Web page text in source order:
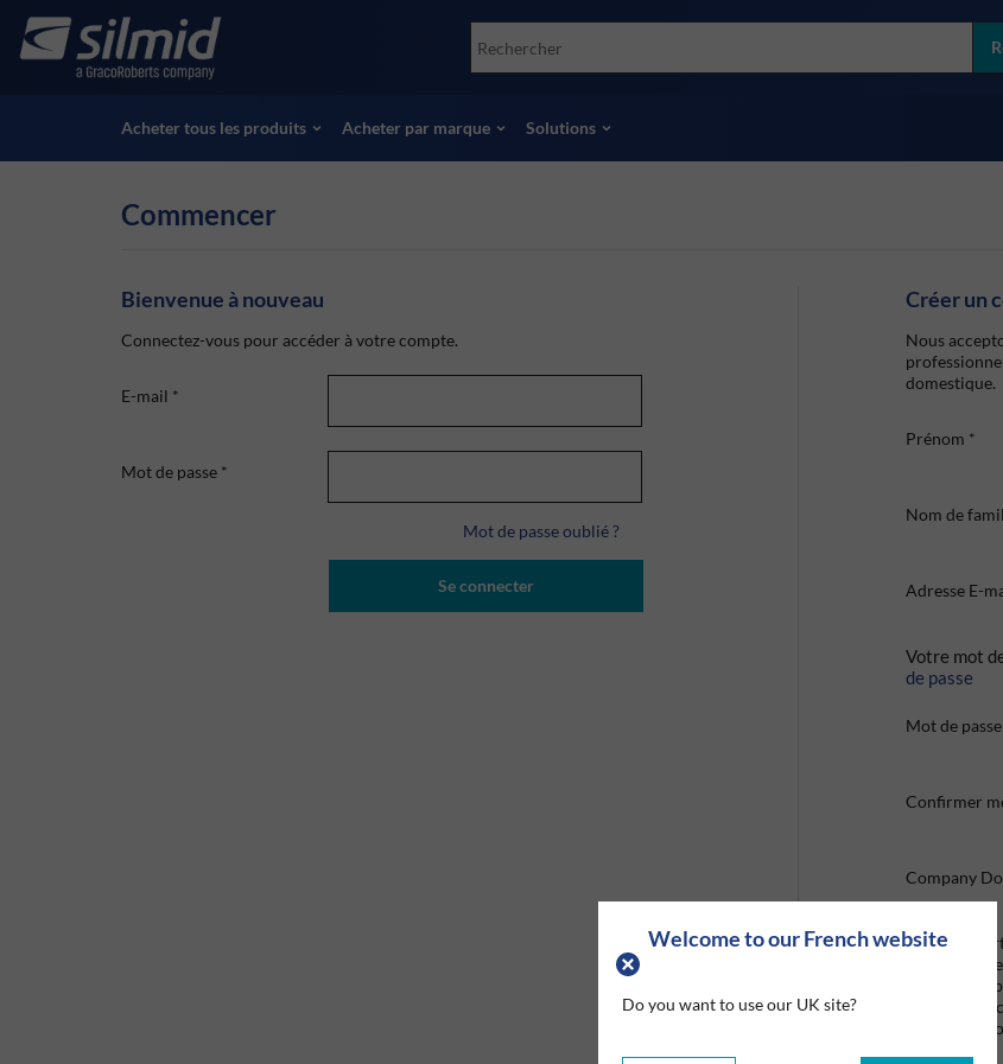
Welcome to our French website
Do you want to use our UK site?
main
Accessories
Essais non destructifs (NDT)
Voir tous les produits
Socomore
Skydrol
Acheter tous les produits Acheter par marque Solutions
Commencer
Bienvenue à nouveau
Connectez-vous pour accéder à votre compte.
E-mail *
Mot de passe *
Mot de passe oublié ?
Se connecter
Créer un
Nous
domestique.
Prénom *
Nom de
Adresse E-
Votre mot
de passe
Mot de passe
Confirmer
Company
Graco
we'll only
provide the
like to
that may be